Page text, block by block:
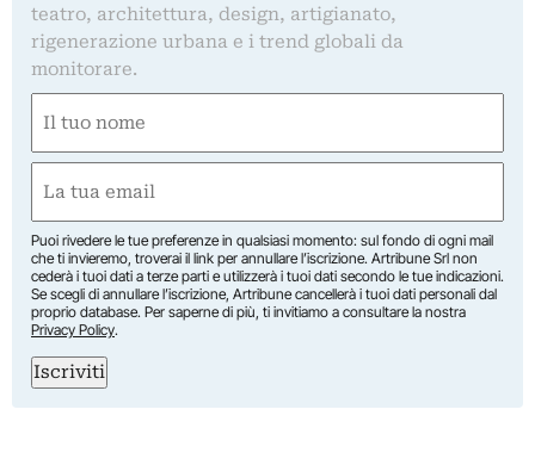
teatro, architettura, design, artigianato,
rigenerazione urbana e i trend globali da
monitorare.
(Required)
First
(Required)
Puoi rivedere le tue preferenze in qualsiasi momento: sul fondo di ogni mail
che ti invieremo, troverai il link per annullare l’iscrizione. Artribune Srl non
cederà i tuoi dati a terze parti e utilizzerà i tuoi dati secondo le tue indicazioni.
Se scegli di annullare l’iscrizione, Artribune cancellerà i tuoi dati personali dal
proprio database. Per saperne di più, ti invitiamo a consultare la nostra
Privacy Policy.
Iscriviti